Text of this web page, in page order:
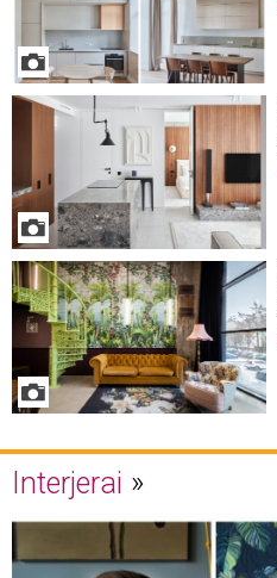
Interjerai